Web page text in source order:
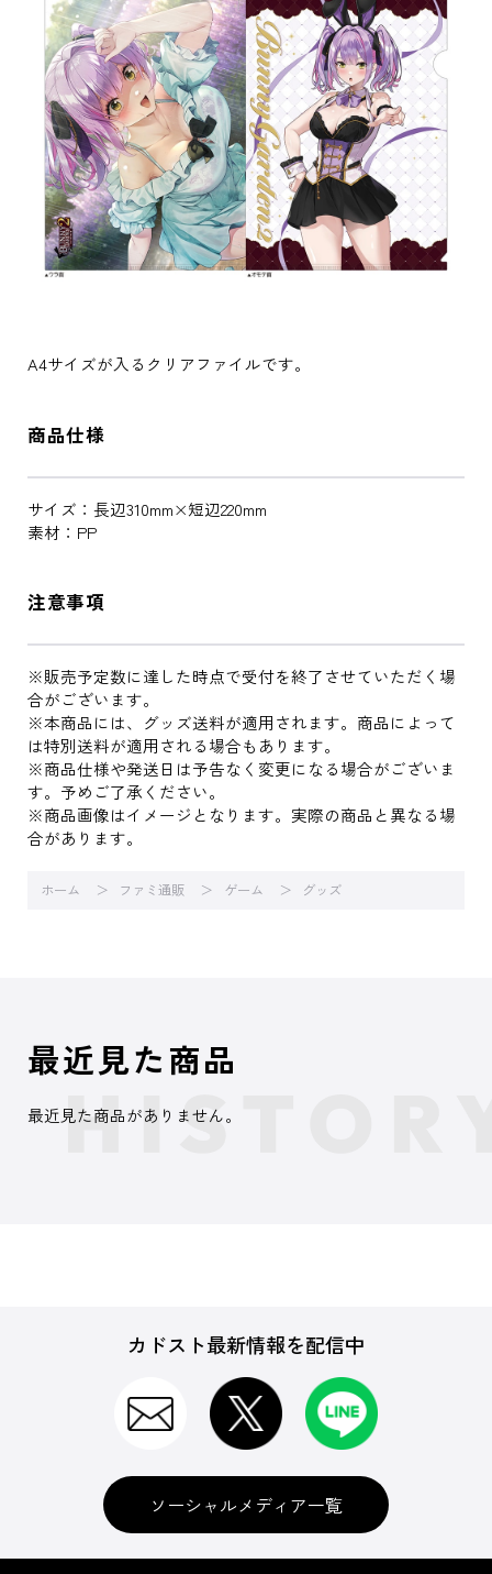
A4サイズが入るクリアファイルです。
商品仕様
サイズ：長辺310mm×短辺220mm
素材：PP
注意事項
※販売予定数に達した時点で受付を終了させていただく場
合がございます。
※本商品には、グッズ送料が適用されます。商品によって
は特別送料が適用される場合もあります。
※商品仕様や発送日は予告なく変更になる場合がございま
す。予めご了承ください。
※商品画像はイメージとなります。実際の商品と異なる場
合があります。
ホーム ファミ通販 ゲーム グッズ
最近見た商品
最近見た商品がありません。
カドスト最新情報を配信中
ソーシャルメディア一覧